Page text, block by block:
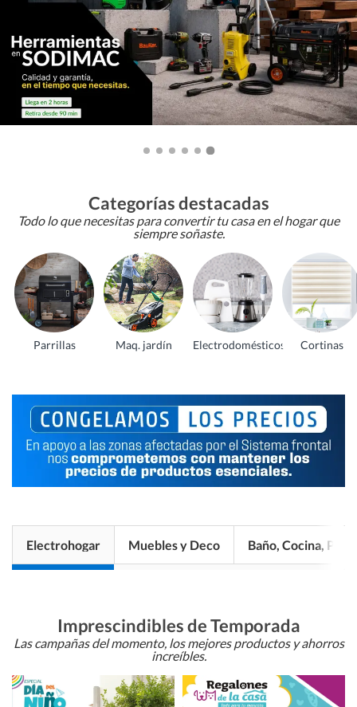
Categorías destacadas
Todo lo que necesitas para convertir tu casa en el hogar que
siempre soñaste.
Parrillas Maq. jardín Electrodomésticos Cortinas
Electrohogar Muebles y Deco Baño, Cocina, Pisos
Imprescindibles de Temporada
Las campañas del momento, los mejores productos y ahorros
increíbles.